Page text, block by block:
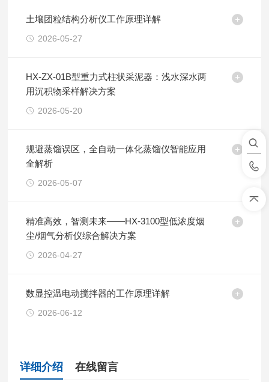
土壤团粒结构分析仪工作原理详解
2026-05-27
HX-ZX-01B型重力式柱状采泥器：浅水深水两
用沉积物采样解决方案
2026-05-20
规避蒸馏误区，全自动一体化蒸馏仪智能应用
全解析
2026-05-07
精准高效，智测未来——HX-3100型低浓度烟
尘/烟气分析仪综合解决方案
2026-04-27
数显控温电动搅拌器的工作原理详解
2026-06-12
详细介绍 在线留言